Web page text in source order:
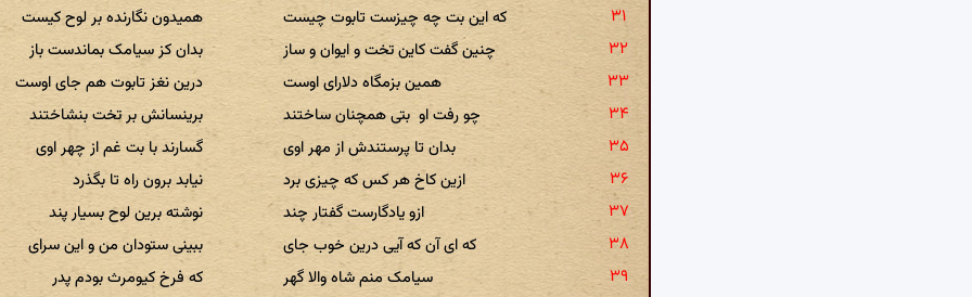
که این بت چه چیزست تابوت چیست
همیدون نگارنده بر لوح کیست
چنین گفت کاین تخت و ایوان و ساز
بدان کز سیامک بماندست باز
همین بزمگاه دلارای اوست
درین نغز تابوت هم جای اوست
چو رفت او بتی همچنان ساختند
برینسانش بر تخت بنشاختند
بدان تا پرستندش از مهر اوی
گسارند با بت غم از چهر اوی
ازین کاخ هر کس که چیزی برد
نیابد برون راه تا بگذرد
ازو یادگارست گفتار چند
نوشته برین لوح بسیار پند
که ای آن که آیی درین خوب جای
ببینی ستودان من و این سرای
سیامک منم شاه والا گهر
که فرخ کیومرث بودم پدر